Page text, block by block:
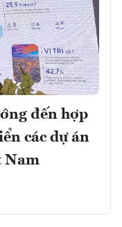
đến hợp
các dự án
Nam